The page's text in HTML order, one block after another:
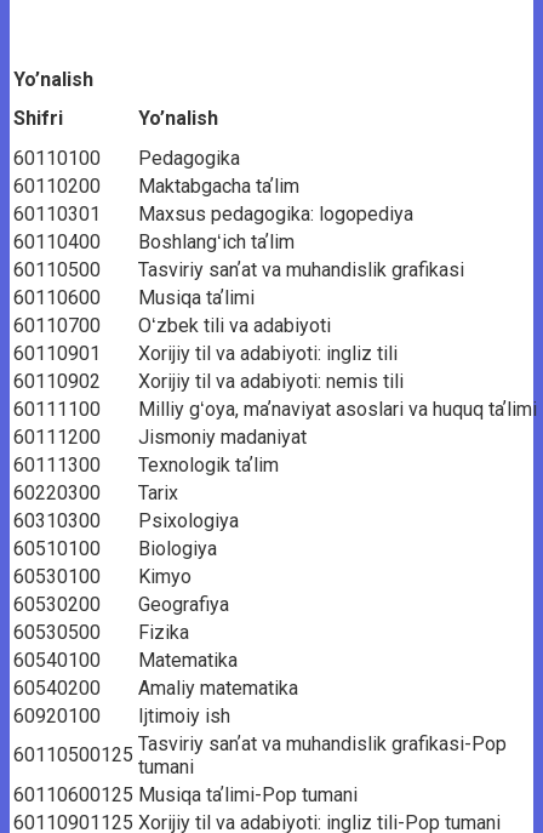
Yo’nalish
Shifri
Yo’nalish
60110100
Pedagogika
60110200
Maktabgacha taʼlim
60110301
Maxsus pedagogika: logopediya
60110400
Boshlangʻich taʼlim
60110500
Tasviriy sanʼat va muhandislik grafikasi
60110600
Musiqa taʼlimi
60110700
Oʻzbek tili va adabiyoti
60110901
Xorijiy til va adabiyoti: ingliz tili
60110902
Xorijiy til va adabiyoti: nemis tili
60111100
Milliy gʻoya, maʼnaviyat asoslari va huquq taʼlimi
60111200
Jismoniy madaniyat
60111300
Texnologik taʼlim
60220300
Tarix
60310300
Psixologiya
60510100
Biologiya
60530100
Kimyo
60530200
Geografiya
60530500
Fizika
60540100
Matematika
60540200
Amaliy matematika
60920100
Ijtimoiy ish
60110500125 Tasviriy sanʼat va muhandislik grafikasi-Pop
tumani
60110600125 Musiqa taʼlimi-Pop tumani
60110901125 Xorijiy til va adabiyoti: ingliz tili-Pop tumani